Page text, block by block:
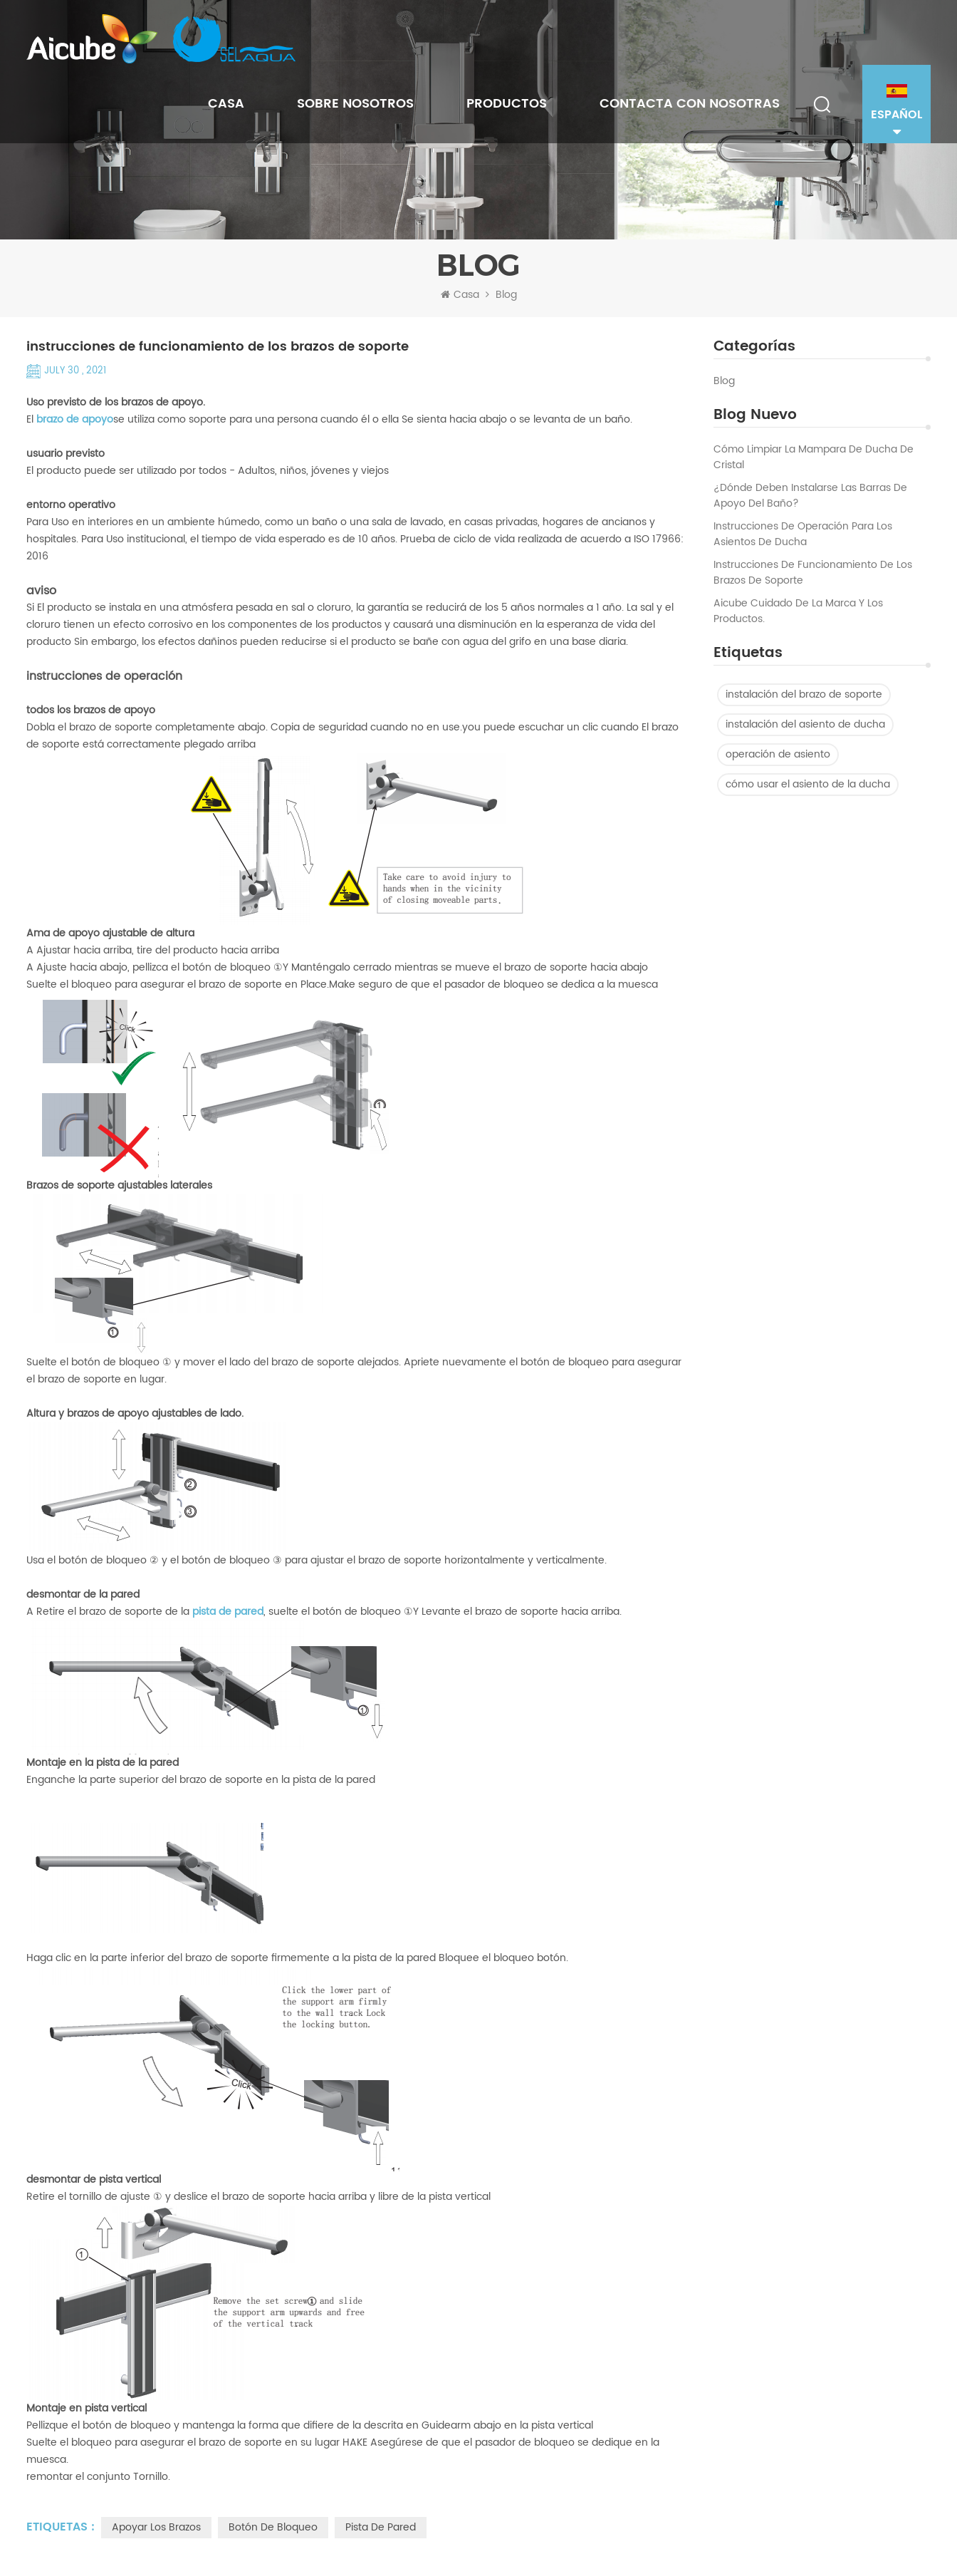
ESPAÑOL
CASA SOBRE NOSOTROS PRODUCTOS CONTACTA CON NOSOTRAS
BLOG
Casa Blog
Categorías
Blog
Blog Nuevo
Cómo Limpiar La Mampara De Ducha De
Cristal
¿Dónde Deben Instalarse Las Barras De
Apoyo Del Baño?
Instrucciones De Operación Para Los
Asientos De Ducha
Instrucciones De Funcionamiento De Los
Brazos De Soporte
Aicube Cuidado De La Marca Y Los
Productos.
Etiquetas
instalación del brazo de soporte
instalación del asiento de ducha
operación de asiento
cómo usar el asiento de la ducha
instrucciones de funcionamiento de los brazos de soporte
JULY 30 , 2021
Uso previsto de los brazos de apoyo.
El brazo de apoyose utiliza como soporte para una persona cuando él o ella Se sienta hacia abajo o se levanta de un baño.
usuario previsto
El producto puede ser utilizado por todos - Adultos, niños, jóvenes y viejos
entorno operativo
Para Uso en interiores en un ambiente húmedo, como un baño o una sala de lavado, en casas privadas, hogares de ancianos y
hospitales. Para Uso institucional, el tiempo de vida esperado es de 10 años. Prueba de ciclo de vida realizada de acuerdo a ISO 17966:
2016
aviso
Si El producto se instala en una atmósfera pesada en sal o cloruro, la garantía se reducirá de los 5 años normales a 1 año. La sal y el
cloruro tienen un efecto corrosivo en los componentes de los productos y causará una disminución en la esperanza de vida del
producto Sin embargo, los efectos dañinos pueden reducirse si el producto se bañe con agua del grifo en una base diaria.
instrucciones de operación
todos los brazos de apoyo
Dobla el brazo de soporte completamente abajo. Copia de seguridad cuando no en use.you puede escuchar un clic cuando El brazo
de soporte está correctamente plegado arriba
Ama de apoyo ajustable de altura
A Ajustar hacia arriba, tire del producto hacia arriba
A Ajuste hacia abajo, pellizca el botón de bloqueo ①Y Manténgalo cerrado mientras se mueve el brazo de soporte hacia abajo
Suelte el bloqueo para asegurar el brazo de soporte en Place.Make seguro de que el pasador de bloqueo se dedica a la muesca
Brazos de soporte ajustables laterales
Suelte el botón de bloqueo ① y mover el lado del brazo de soporte alejados. Apriete nuevamente el botón de bloqueo para asegurar
el brazo de soporte en lugar.
Altura y brazos de apoyo ajustables de lado.
Usa el botón de bloqueo ② y el botón de bloqueo ③ para ajustar el brazo de soporte horizontalmente y verticalmente.
desmontar de la pared
A Retire el brazo de soporte de la pista de pared, suelte el botón de bloqueo ①Y Levante el brazo de soporte hacia arriba.
Montaje en la pista de la pared
Enganche la parte superior del brazo de soporte en la pista de la pared
Haga clic en la parte inferior del brazo de soporte firmemente a la pista de la pared Bloquee el bloqueo botón.
desmontar de pista vertical
Retire el tornillo de ajuste ① y deslice el brazo de soporte hacia arriba y libre de la pista vertical
Montaje en pista vertical
Pellizque el botón de bloqueo y mantenga la forma que difiere de la descrita en Guidearm abajo en la pista vertical
Suelte el bloqueo para asegurar el brazo de soporte en su lugar HAKE Asegúrese de que el pasador de bloqueo se dedique en la
muesca.
remontar el conjunto Tornillo.
ETIQUETAS : Apoyar Los Brazos Botón De Bloqueo Pista De Pared